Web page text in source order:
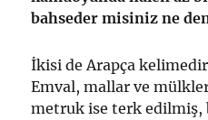
bahseder misiniz ne
İkisi de Arapça
Emval, mallar ve
metruk ise terk edilmiş,